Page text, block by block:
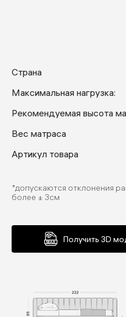
Страна
Максимальная нагрузка:
Рекомендуемая высота
Вес матраса
Артикул товара
*допускаются отклонения
более ± 3см
Получить 3D